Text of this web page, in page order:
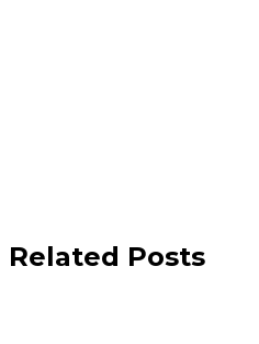
Related Posts